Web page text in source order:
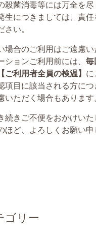
菌消毒等には万全を尽
生につきましては、責
さい。
合のご利用はご遠慮い
ションご利用前には、 毎
ご利用者全員の検温】 に
項目に該当される方につ
いただく場合もあります
きご不便をおかけいた
ほど、よろしくお願い申
ゴリー